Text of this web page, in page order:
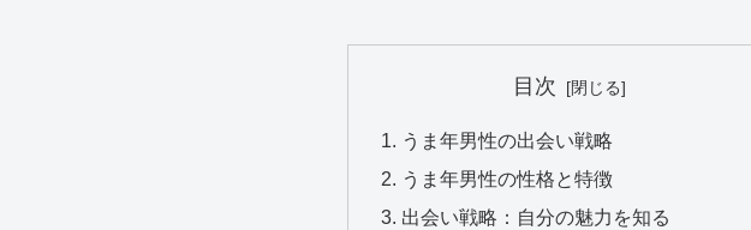
目次
うま年男性の出会い戦略
うま年男性の性格と特徴
出会い戦略：自分の魅力を知る